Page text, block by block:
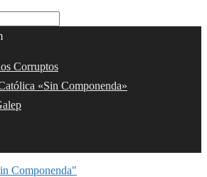
Corruptos
«Sin Componenda»
Componenda"